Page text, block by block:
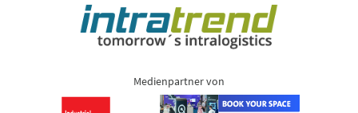
Medienpartner von